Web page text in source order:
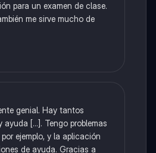
para un examen de clase.
me sirve mucho de
genial. Hay tantos
[...]. Tengo problemas
ejemplo, y la aplicación
de ayuda. Gracias a